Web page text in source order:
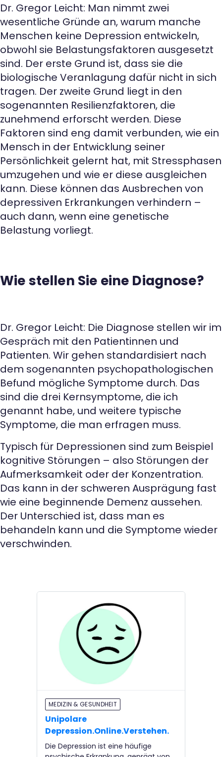
Dr. Gregor Leicht: Man nimmt zwei
wesentliche Gründe an, warum manche
Menschen keine Depression entwickeln,
obwohl sie Belastungsfaktoren ausgesetzt
sind. Der erste Grund ist, dass sie die
biologische Veranlagung dafür nicht in sich
tragen. Der zweite Grund liegt in den
sogenannten Resilienzfaktoren, die
zunehmend erforscht werden. Diese
Faktoren sind eng damit verbunden, wie ein
Mensch in der Entwicklung seiner
Persönlichkeit gelernt hat, mit Stressphasen
umzugehen und wie er diese ausgleichen
kann. Diese können das Ausbrechen von
depressiven Erkrankungen verhindern –
auch dann, wenn eine genetische
Belastung vorliegt.
Wie stellen Sie eine Diagnose?
Dr. Gregor Leicht: Die Diagnose stellen wir im
Gespräch mit den Patientinnen und
Patienten. Wir gehen standardisiert nach
dem sogenannten psychopathologischen
Befund mögliche Symptome durch. Das
sind die drei Kernsymptome, die ich
genannt habe, und weitere typische
Symptome, die man erfragen muss.
Typisch für Depressionen sind zum Beispiel
kognitive Störungen – also Störungen der
Aufmerksamkeit oder der Konzentration.
Das kann in der schweren Ausprägung fast
wie eine beginnende Demenz aussehen.
Der Unterschied ist, dass man es
behandeln kann und die Symptome wieder
verschwinden.
MEDIZIN & GESUNDHEIT
Unipolare
Depression.Online.Verstehen.
Die Depression ist eine häufige